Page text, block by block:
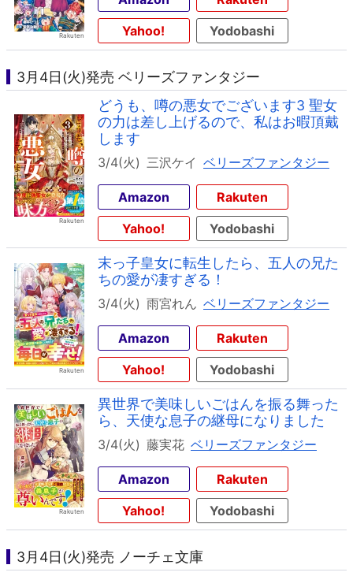
Yahoo!
Yodobashi
3月4日(火)発売 ベリーズファンタジー
どうも、噂の悪女でございます3 聖女
の力は差し上げるので、私はお暇頂戴
します
3/4(火) 三沢ケイ ベリーズファンタジー
Amazon
Rakuten
Yahoo!
Yodobashi
末っ子皇女に転生したら、五人の兄た
ちの愛が凄すぎる！
3/4(火) 雨宮れん ベリーズファンタジー
Amazon
Rakuten
Yahoo!
Yodobashi
異世界で美味しいごはんを振る舞った
ら、天使な息子の継母になりました
3/4(火) 藤実花 ベリーズファンタジー
Amazon
Rakuten
Yahoo!
Yodobashi
3月4日(火)発売 ノーチェ文庫